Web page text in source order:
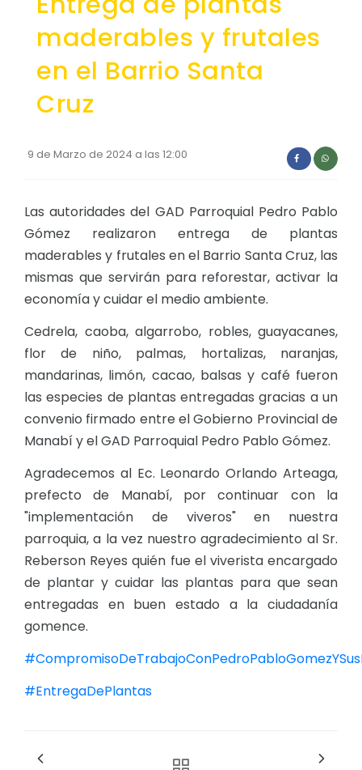
Convocatorias
GESTIÓN ADMINISTRATIVA
Plan de desarrollo y Ordenamiento Territorial -
Plan Anual Contratación - PAC
Cédulas presupuestarias y balances
Procesos de contratación
Ejecución Presupuestaria
maderables y frutales
en el Barrio Santa
Cruz
9 de Marzo de 2024 a las 12:00
Las autoridades del GAD Parroquial Pedro Pablo
Gómez realizaron entrega de plantas
maderables y frutales en el Barrio Santa Cruz, las
mismas que servirán para reforestar, activar la
economía y cuidar el medio ambiente.
Cedrela, caoba, algarrobo, robles, guayacanes,
flor de niño, palmas, hortalizas, naranjas,
mandarinas, limón, cacao, balsas y café fueron
las especies de plantas entregadas gracias a un
convenio firmado entre el Gobierno Provincial de
Manabí y el GAD Parroquial Pedro Pablo Gómez.
Agradecemos al Ec. Leonardo Orlando Arteaga,
prefecto de Manabí, por continuar con la
"implementación de viveros" en nuestra
parroquia, a la vez nuestro agradecimiento al Sr.
Reberson Reyes quién fue el viverista encargado
de plantar y cuidar las plantas para que sean
entregadas en buen estado a la ciudadanía
gomence.
#EntregaDePlantas